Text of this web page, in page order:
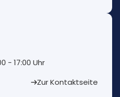
- 17:00 Uhr
Zur Kontaktseite